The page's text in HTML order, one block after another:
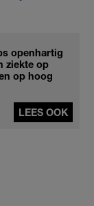
openhartig
ziekte op
op hoog
LEES OOK